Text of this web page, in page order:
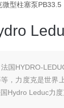
型柱塞泵PB33.5
法国HYDRO-
，力度克是世界
Hydro Leduc力